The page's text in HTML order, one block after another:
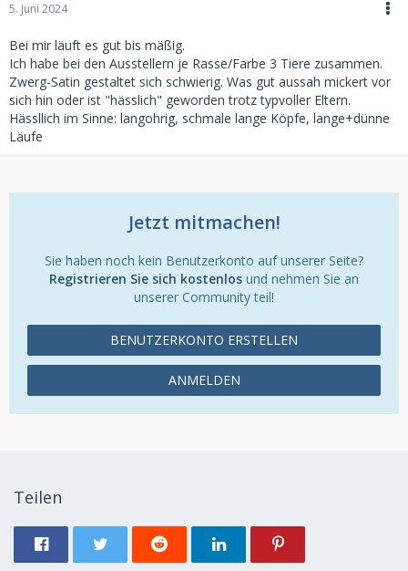
5. Juni 2024
Bei mir läuft es gut bis mäßig.
Ich habe bei den Ausstellern je Rasse/Farbe 3 Tiere zusammen.
Zwerg-Satin gestaltet sich schwierig. Was gut aussah mickert vor
sich hin oder ist "hässlich" geworden trotz typvoller Eltern.
Hässllich im Sinne: langohrig, schmale lange Köpfe, lange+dünne
Läufe
Jetzt mitmachen!
Sie haben noch kein Benutzerkonto auf unserer Seite?
Registrieren Sie sich kostenlos und nehmen Sie an
unserer Community teil!
BENUTZERKONTO ERSTELLEN
ANMELDEN
Teilen